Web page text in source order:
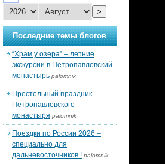
>
Последние темы блогов
“Храм у озера” – летние
экскурсии в Петропавловский
монастырь palomnik
Престольный праздник
Петропавловского
монастыря palomnik
Поездки по России 2026 –
специально для
дальневосточников ! palomnik